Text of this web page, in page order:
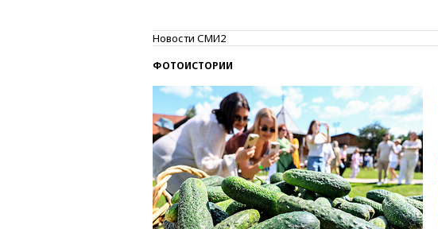
Новости СМИ2
ФОТОИСТОРИИ